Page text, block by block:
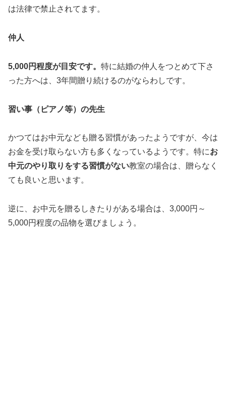
は法律で禁止されてます。
仲人
5,000円程度が目安です。 特に結婚の仲人をつとめて下さ
った方へは、3年間贈り続けるのがならわしです。
習い事（ピアノ等）の先生
かつてはお中元なども贈る習慣があったようですが、今は
お金を受け取らない方も多くなっているようです。特にお
中元のやり取りをする習慣がない教室の場合は、贈らなく
ても良いと思います。
逆に、お中元を贈るしきたりがある場合は、3,000円～
5,000円程度の品物を選びましょう。